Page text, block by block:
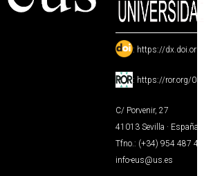
: https://
: https://ror.org/
C/ Porvenir, 27
41013 Sevilla · España
Tfno.: (+34) 954 487
info-eus@us.es